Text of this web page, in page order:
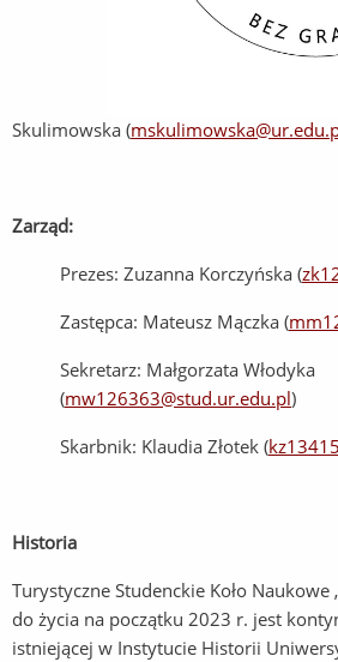
Skulimowska (
Zarząd:
Prezes: Zuzanna Korczyńska (
Zastępca: Mateusz Mączka (
Sekretarz: Małgorzata Włodyka
(mw126363@stud.ur.edu.pl)
Skarbnik: Klaudia Złotek (
Historia
Turystyczne Studenckie Koło Naukowe
do życia na początku 2023 r. jest
istniejącej w Instytucie Historii